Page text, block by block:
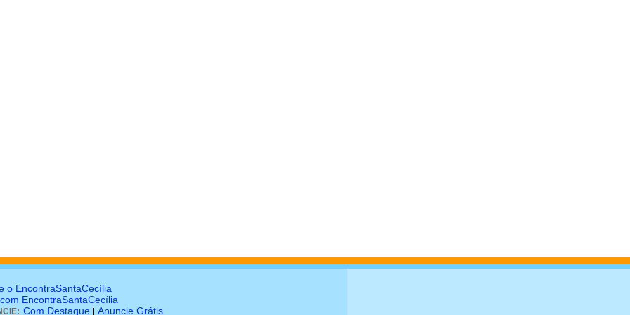
o EncontraSantaCecília
EncontraSantaCecília
Com Destaque Anuncie Grátis